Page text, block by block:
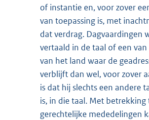
of instantie en, voor zover
van toepassing is, met
dat verdrag. Dagvaardingen
vertaald in de taal of een
van het land waar de
verblijft dan wel, voor zover
is dat hij slechts een andere
is, in die taal. Met
gerechtelijke mededelingen